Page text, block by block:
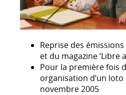
Reprise des émissions
et du magazine ‘Libre
Pour la première fois
organisation d’un
novembre 2005